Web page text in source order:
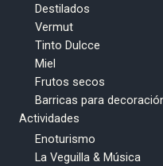
Destilados
Vermut
Tinto Dulcce
Miel
Frutos secos
Barricas para
Actividades
Enoturismo
La Veguilla & Música